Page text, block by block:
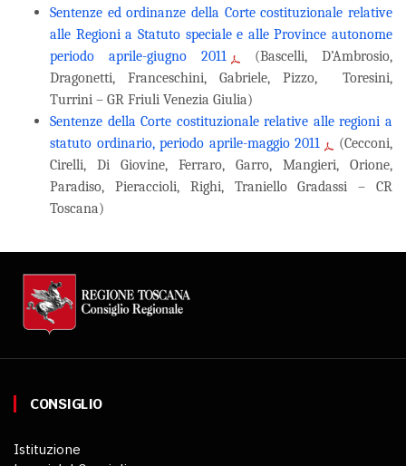
Sentenze ed ordinanze della Corte costituzionale relative
alle Regioni a Statuto speciale e alle Province autonome
periodo aprile-giugno 2011
(Bascelli, D’Ambrosio,
Dragonetti, Franceschini, Gabriele, Pizzo, Toresini,
Turrini – GR Friuli Venezia Giulia)
Sentenze della Corte costituzionale relative alle regioni a
statuto ordinario, periodo aprile-maggio 2011
(Cecconi,
Cirelli, Di Giovine, Ferraro, Garro, Mangieri, Orione,
Paradiso, Pieraccioli, Righi, Traniello Gradassi – CR
Toscana)
CONSIGLIO
Istituzione